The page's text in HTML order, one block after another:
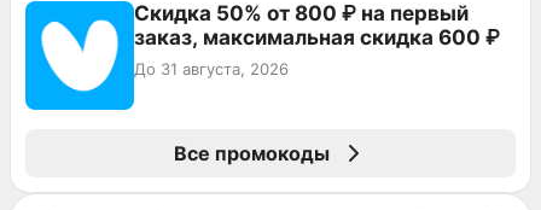
Скидка 50% от 800 ₽ на первый
заказ, максимальная скидка 600 ₽
До 31 августа, 2026
Все промокоды